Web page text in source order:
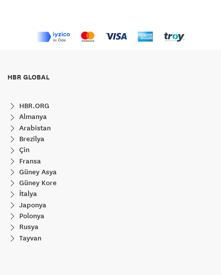
HBR GLOBAL
HBR.ORG
Almanya
Arabistan
Brezilya
Çin
Fransa
Güney Asya
Güney Kore
İtalya
Japonya
Polonya
Rusya
Tayvan